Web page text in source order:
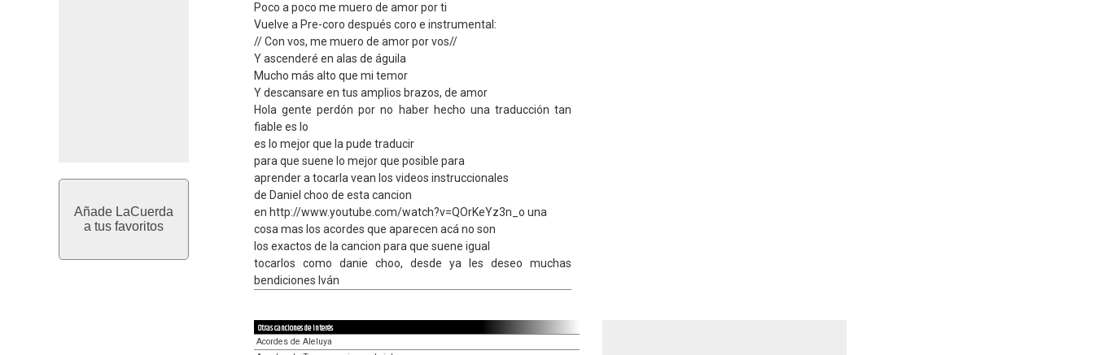
Añade LaCuerda
a tus favoritos
Poco a poco me muero de amor por ti
Vuelve a Pre-coro después coro e instrumental:
// Con vos, me muero de amor por vos//
Y ascenderé en alas de águila
Mucho más alto que mi temor
Y descansare en tus amplios brazos, de amor
Hola gente perdón por no haber hecho una traducción tan
fiable es lo
es lo mejor que la pude traducir
para que suene lo mejor que posible para
aprender a tocarla vean los videos instruccionales
de Daniel choo de esta cancion
en http://www.youtube.com/watch?v=QOrKeYz3n_o una
cosa mas los acordes que aparecen acá no son
los exactos de la cancion para que suene igual
tocarlos como danie choo, desde ya les deseo muchas
bendiciones Iván
Otras canciones de interés
Acordes de Aleluya